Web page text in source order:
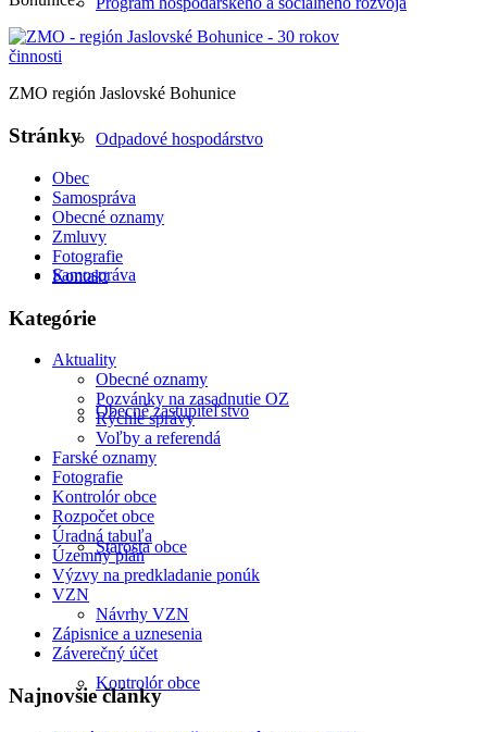
Odpadové hospodárstvo
Samospráva
Obecné zastupiteľstvo
Starosta obce
Kontrolór obce
ZMO región Jaslovské Bohunice
Stránky
Obec
Samospráva
Obecné oznamy
Zmluvy
Fotografie
Kontakt
Kategórie
Aktuality
Obecné oznamy
Pozvánky na zasadnutie OZ
Rýchle správy
Voľby a referendá
Farské oznamy
Fotografie
Kontrolór obce
Rozpočet obce
Úradná tabuľa
Územný plán
Výzvy na predkladanie ponúk
VZN
Návrhy VZN
Zápisnice a uznesenia
Záverečný účet
Najnovšie články